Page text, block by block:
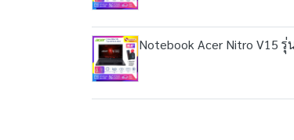
Notebook Acer Nitro V15 รุ่